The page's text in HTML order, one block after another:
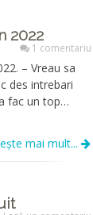
2022
1 comentariu
– Vreau sa
des intrebari
fac un top…
mai mult...